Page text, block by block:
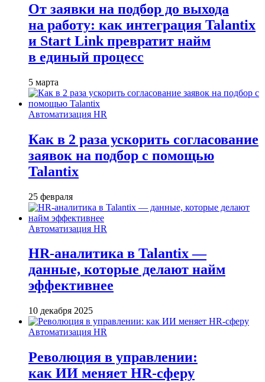
От заявки на подбор до выхода
на работу: как интеграция Talantix
и Start Link превратит найм
в единый процесс
5 марта
Автоматизация HR
Как в 2 раза ускорить согласование
заявок на подбор с помощью
Talantix
25 февраля
Автоматизация HR
HR-аналитика в Talantix —
данные, которые делают найм
эффективнее
10 декабря 2025
Автоматизация HR
Революция в управлении:
как ИИ меняет HR-сферу